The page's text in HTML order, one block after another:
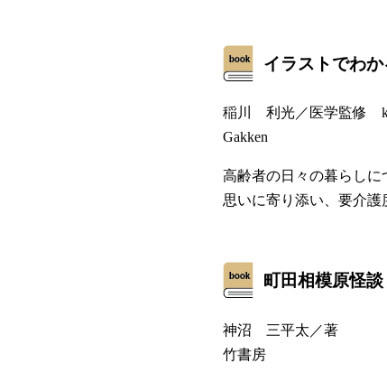
イラストでわ
稲川 利光／医学監
Gakken
高齢者の日々の暮らしに
思いに寄り添い、要介護
町田相模原怪談
神沼 三平太／著
竹書房